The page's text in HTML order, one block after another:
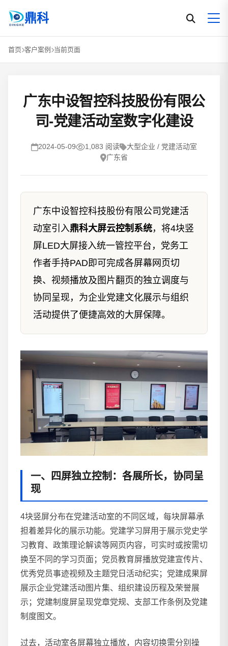
鼎科
首页 客户案例 当前页面
广东中设智控科技股份有限公
司-党建活动室数字化建设
2024-05-09 1,083 阅读
大型企业 / 党建活动室
广东省
广东中设智控科技股份有限公司党建活
动室引入鼎科大屏云控制系统，将4块竖
屏LED大屏接入统一管控平台，党务工
作者手持PAD即可完成各屏幕网页切
换、视频播放及图片翻页的独立调度与
协同呈现，为企业党建文化展示与组织
活动提供了便捷高效的大屏保障。
一、四屏独立控制：各展所长，协同呈
现
4块竖屏分布在党建活动室的不同区域，每块屏幕承
担着差异化的展示功能。党建学习屏用于展示党史学
习教育、政策理论解读等网页内容，可实时或按需切
换至不同的学习页面；党员教育屏播放党建宣传片、
优秀党员事迹视频及主题党日活动纪实；党建成果屏
展示企业党建活动图片集、组织建设历程及荣誉展
示；党建制度屏呈现党章党规、支部工作条例及党建
制度图文。
过去，活动室各屏幕独立播放，内容切换需分别操